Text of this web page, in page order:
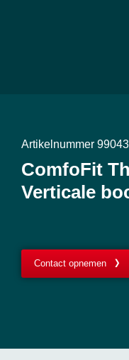
Artikelnummer
ComfoFit
Verticale
Contact opnemen